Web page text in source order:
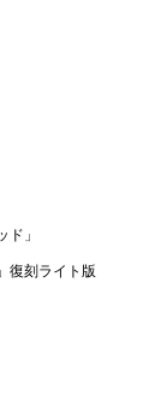
」
復刻ライト版